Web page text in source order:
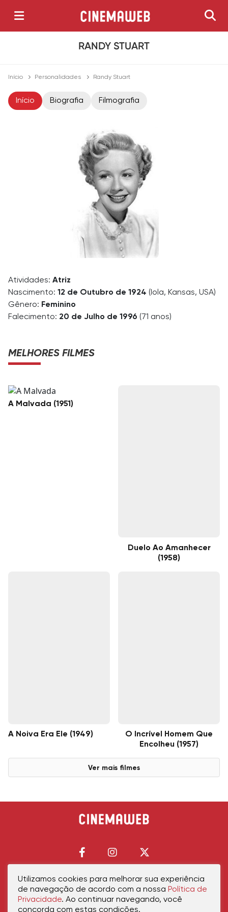
RANDY STUART
Início Personalidades Randy Stuart
Início Biografia Filmografia
Atividades: Atriz
Nascimento: 12 de Outubro de 1924 (Iola, Kansas, USA)
Gênero: Feminino
Falecimento: 20 de Julho de 1996 (71 anos)
MELHORES FILMES
A Malvada (1951)
Duelo Ao Amanhecer
(1958)
A Noiva Era Ele (1949)
O Incrível Homem Que
Encolheu (1957)
Ver mais filmes
Início Política de PrivacidadePolítica de CookiesContatoSobre Nós
Utilizamos cookies para melhorar sua experiência
de navegação de acordo com a nossa Política de
Privacidade. Ao continuar navegando, você
concorda com estas condições.